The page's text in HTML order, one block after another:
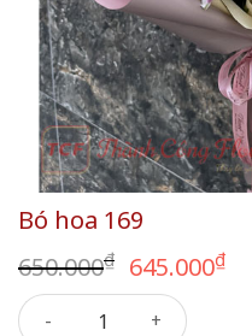
Bó hoa 169
650.000₫ Giá
gốc
là:
645.000₫Giá
Bó hoa 169 số lượng